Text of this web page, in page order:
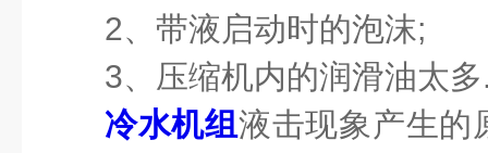
2、带液启动时的泡沫;
3、压缩机内的润滑油太
冷水机组 液击现象产生的